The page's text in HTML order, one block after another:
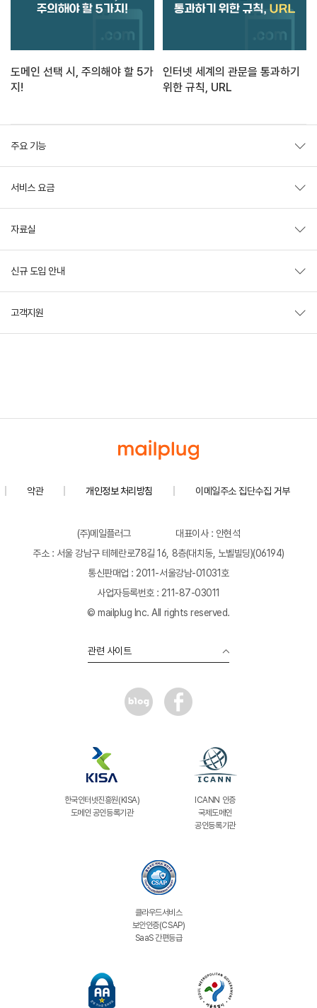
도메인 선택 시, 주의해야 할 5가
지!
인터넷 세계의 관문을 통과하기
위한 규칙, URL
주요 기능
서비스 요금
자료실
신규 도입 안내
고객지원
약관 개인정보 처리방침 이메일주소 집단수집 거부
(주)메일플러그
대표이사 : 안현석
주소 : 서울 강남구 테헤란로78길 16, 8층(대치동, 노벨빌딩)(06194)
통신판매업 : 2011-서울강남-01031호
사업자등록번호 : 211-87-03011
© mailplug Inc. All rights reserved.
관련 사이트
한국인터넷진흥원(KISA)
도메인 공인등록기관
ICANN 인증
국제도메인
공인등록기관
클라우드서비스
보안인증(CSAP)
SaaS 간편등급